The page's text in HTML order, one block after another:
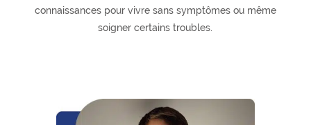
connaissances pour vivre sans symptômes ou même
soigner certains troubles.